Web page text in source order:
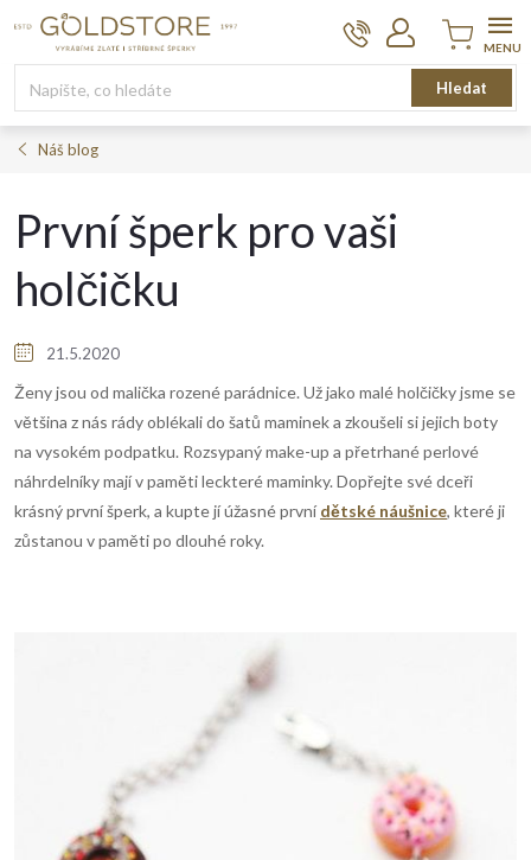
Hledat
Nákupní
košík
Náš blog
První šperk pro vaši
holčičku
21.5.2020
Ženy jsou od malička rozené parádnice. Už jako malé holčičky jsme se
většina z nás rády oblékali do šatů maminek a zkoušeli si jejich boty
na vysokém podpatku. Rozsypaný make-up a přetrhané perlové
náhrdelníky mají v paměti leckteré maminky. Dopřejte své dceři
krásný první šperk, a kupte jí úžasné první dětské náušnice, které ji
zůstanou v paměti po dlouhé roky.